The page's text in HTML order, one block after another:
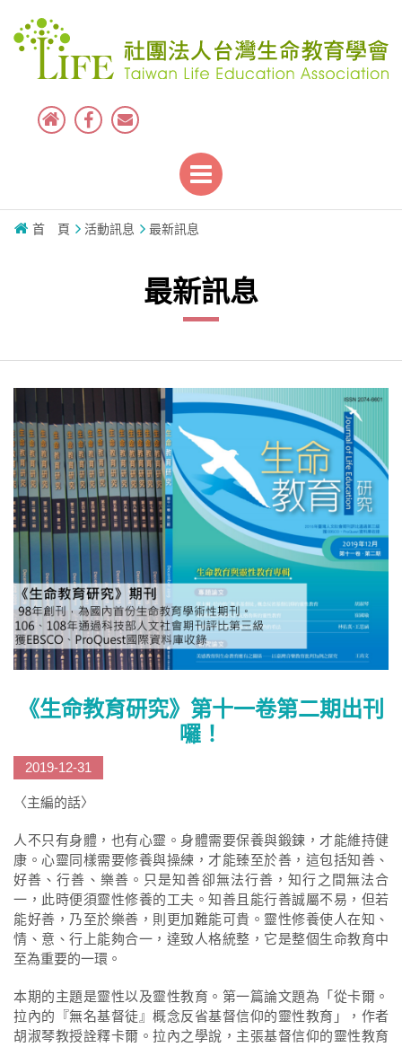
首 頁 活動訊息 最新訊息
最新訊息
《生命教育研究》第十一卷第二期出刊
囉！
2019-12-31
〈主編的話〉
人不只有身體，也有心靈。身體需要保養與鍛鍊，才能維持健
康。心靈同樣需要修養與操練，才能臻至於善，這包括知善、
好善、行善、樂善。只是知善卻無法行善，知行之間無法合
一，此時便須靈性修養的工夫。知善且能行善誠屬不易，但若
能好善，乃至於樂善，則更加難能可貴。靈性修養使人在知、
情、意、行上能夠合一，達致人格統整，它是整個生命教育中
至為重要的一環。
本期的主題是靈性以及靈性教育。第一篇論文題為「從卡爾。
拉內的『無名基督徒』概念反省基督信仰的靈性教育」，作者
胡淑琴教授詮釋卡爾。拉內之學說，主張基督信仰的靈性教育